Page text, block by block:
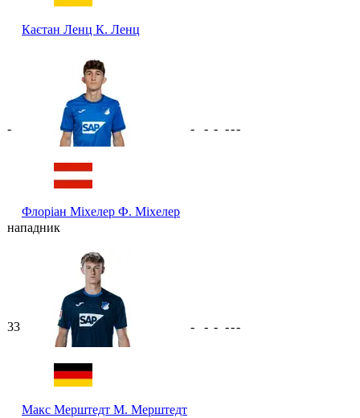
Каєтан Ленц К. Ленц
-
Флоріан Міхелер Ф. Міхелер
- - - ---
нападник
33
Макс Мерштедт М. Мерштедт
- - - ---